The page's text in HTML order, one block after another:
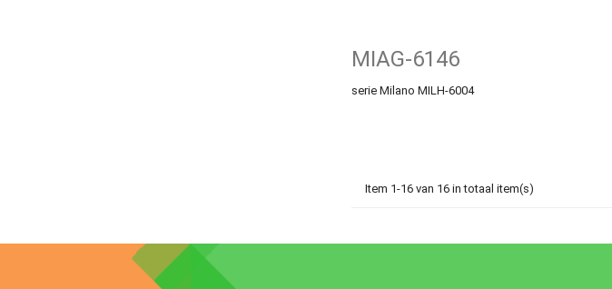
MIAG-6146
serie Milano MILH-6004
Item 1-16 van 16 in totaal item(s)